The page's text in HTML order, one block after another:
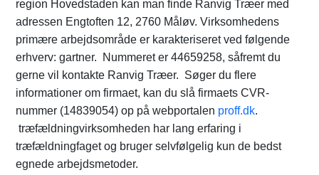
region Hovedstaden kan man finde Ranvig Træer med
adressen Engtoften 12, 2760 Måløv. Virksomhedens
primære arbejdsområde er karakteriseret ved følgende
erhverv: gartner. Nummeret er 44659258, såfremt du
gerne vil kontakte Ranvig Træer. Søger du flere
informationer om firmaet, kan du slå firmaets CVR-
nummer (14839054) op på webportalen proff.dk.
træfældningvirksomheden har lang erfaring i
træfældningfaget og bruger selvfølgelig kun de bedst
egnede arbejdsmetoder.